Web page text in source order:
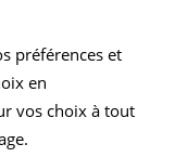
préférences et
en
vos choix à tout